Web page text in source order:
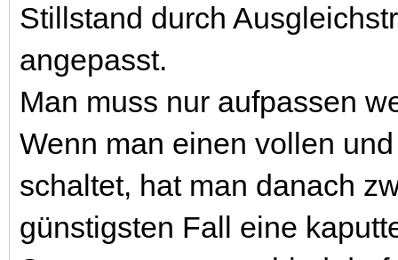
Stillstand durch
angepasst.
Man muss nur aufpassen
Wenn man einen vollen
schaltet, hat man danach
günstigsten Fall eine